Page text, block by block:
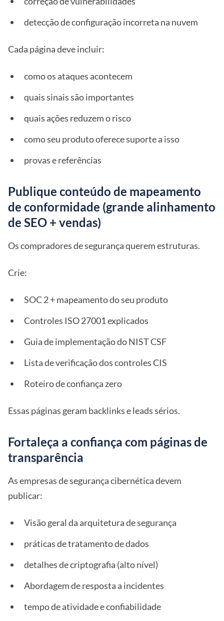
detecção de configuração incorreta na nuvem
Cada página deve incluir:
como os ataques acontecem
quais sinais são importantes
quais ações reduzem o risco
como seu produto oferece suporte a isso
provas e referências
Publique conteúdo de mapeamento
de conformidade (grande alinhamento
de SEO + vendas)
Os compradores de segurança querem estruturas.
Crie:
SOC 2 + mapeamento do seu produto
Controles ISO 27001 explicados
Guia de implementação do NIST CSF
Lista de verificação dos controles CIS
Roteiro de confiança zero
Essas páginas geram backlinks e leads sérios.
Fortaleça a confiança com páginas de
transparência
As empresas de segurança cibernética devem
publicar:
Visão geral da arquitetura de segurança
práticas de tratamento de dados
detalhes de criptografia (alto nível)
Abordagem de resposta a incidentes
tempo de atividade e confiabilidade